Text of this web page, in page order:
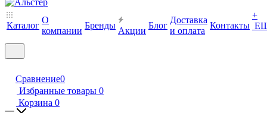
Каталог
О
компании
Бренды
Акции
Блог
Доставка
и оплата
Контакты
+
Сравнение0
Избранные товары 0
Корзина 0